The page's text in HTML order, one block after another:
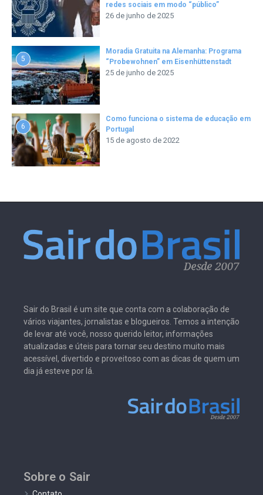
redes sociais em modo “público”
26 de junho de 2025
5
Moradia Gratuita na Alemanha: Programa
“Probewohnen” em Eisenhüttenstadt
25 de junho de 2025
6
Como funciona o sistema de educação em
Portugal
15 de agosto de 2022
Sair do Brasil é um site que conta com a colaboração de
vários viajantes, jornalistas e blogueiros. Temos a intenção
de levar até você, nosso querido leitor, informações
atualizadas e úteis para tornar seu destino muito mais
acessível, divertido e proveitoso com as dicas de quem um
dia já esteve por lá.
Sobre o Sair